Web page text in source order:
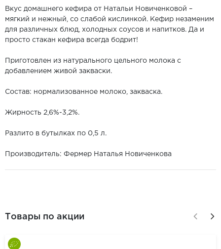
Вкус домашнего кефира от Натальи Новиченковой –
мягкий и нежный, со слабой кислинкой. Кефир незаменим
для различных блюд, холодных соусов и напитков. Да и
просто стакан кефира всегда бодрит!
Приготовлен из натурального цельного молока с
добавлением живой закваски.
Состав: нормализованное молоко, закваска.
Жирность 2,6%-3,2%.
Разлито в бутылках по 0,5 л.
Производитель: Фермер Наталья Новиченкова
Товары по акции